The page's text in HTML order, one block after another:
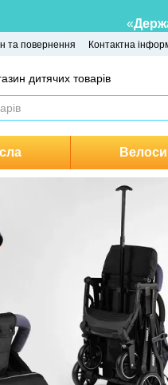
«
та повернення Контактна
дитячих товарів